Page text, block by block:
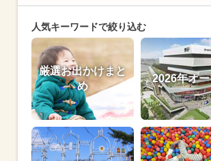
人気キーワードで絞り込む
厳選お出かけまと
め
2026年オ